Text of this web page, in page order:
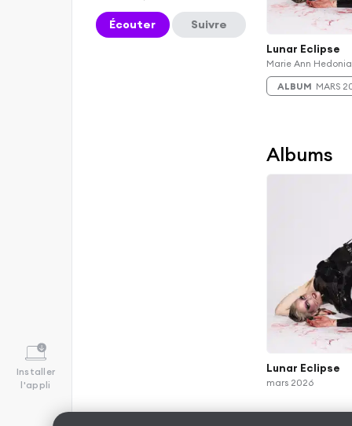
Installer
l'appli
Écouter Suivre
Lunar Eclipse
Marie Ann Hedonia
ALBUM MARS
Albums
Lunar Eclipse
mars 2026